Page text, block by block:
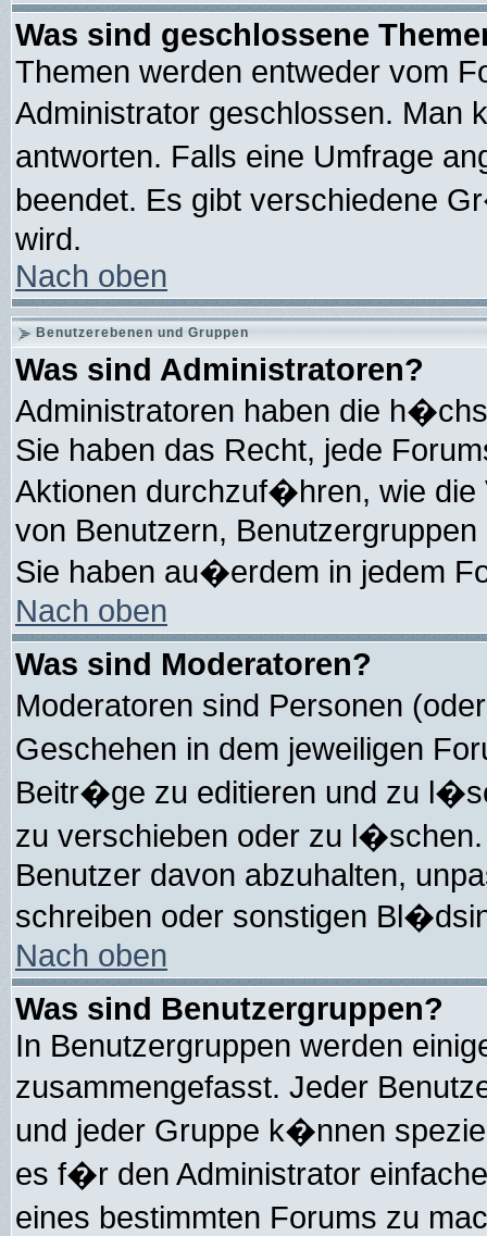
Was sind geschlossene
Themen werden entweder vom
Administrator geschlossen. Man
antworten. Falls eine Umfrage
beendet. Es gibt verschiedene
wird.
Nach oben
Benutzerebenen und Gruppen
Was sind Administratoren?
Administratoren haben die
Sie haben das Recht, jede
Aktionen durchzuf�hren, wie die
von Benutzern,
Sie haben au�erdem in jedem
Nach oben
Was sind Moderatoren?
Moderatoren sind Personen
Geschehen in dem jeweiligen
Beitr�ge zu editieren und zu
zu verschieben oder zu
Benutzer davon abzuhalten,
schreiben oder sonstigen
Nach oben
Was sind Benutzergruppen?
In Benutzergruppen werden
zusammengefasst. Jeder
und jeder Gruppe k�nnen
es f�r den Administrator
eines bestimmten Forums zu